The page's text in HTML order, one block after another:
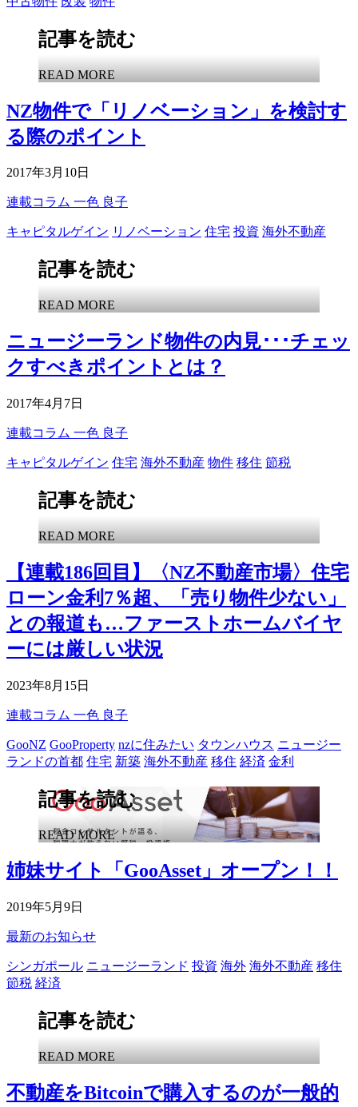
記事を読む
READ MORE
NZ物件で「リノベーション」を検討す
る際のポイント
2017年3月10日
連載コラム 一色 良子
キャピタルゲイン リノベーション 住宅 投資 海外不動産
記事を読む
READ MORE
ニュージーランド物件の内見･･･チェッ
クすべきポイントとは？
2017年4月7日
連載コラム 一色 良子
キャピタルゲイン 住宅 海外不動産 物件 移住 節税
記事を読む
READ MORE
【連載186回目】〈NZ不動産市場〉住宅
ローン金利7％超、「売り物件少ない」
との報道も…ファーストホームバイヤ
ーには厳しい状況
2023年8月15日
連載コラム 一色 良子
GooNZ GooProperty nzに住みたい タウンハウス ニュージー
ランドの首都 住宅 新築 海外不動産 移住 経済 金利
記事を読む
READ MORE
姉妹サイト「GooAsset」オープン！！
2019年5月9日
最新のお知らせ
シンガポール ニュージーランド 投資 海外 海外不動産 移住
節税 経済
記事を読む
READ MORE
不動産をBitcoinで購入するのが一般的